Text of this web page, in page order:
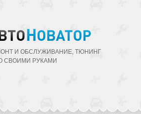
И ОБСЛУЖИВАНИЕ, ТЮНИНГ
CВОИМИ РУКАМИ